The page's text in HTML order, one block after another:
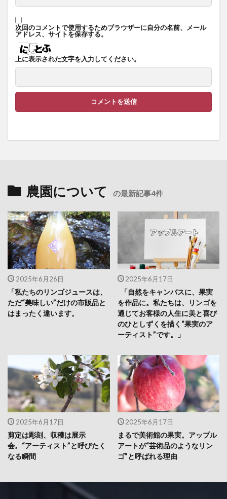
次回のコメントで使用するためブラウザーに自分の名前、メール
アドレス、サイトを保存する。
上に表示された文字を入力してください。
農園について の最新記事4件
2025年6月26日
「私たちのリンゴジュースは、
ただ“美味しい”だけの市販品と
はまったく違います。
2025年6月17日
「自然をキャンバスに、果実
を作品に。私たちは、リンゴを
通じてお客様の人生に美と喜び
のひとしずくを描く“果実のア
ーティスト”です。」
2025年6月17日
剪定は彫刻、収穫は展示
会。“アーティスト”と呼びたく
なる瞬間
2025年6月17日
まるで美術館の果実。アップル
アートが“芸術品のようなリン
ゴ”と呼ばれる理由